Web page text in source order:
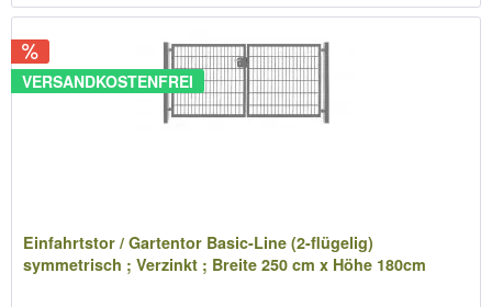
VERSANDKOSTENFREI
Einfahrtstor / Gartentor Basic-Line (2-flügelig)
symmetrisch ; Verzinkt ; Breite 250 cm x Höhe 180cm